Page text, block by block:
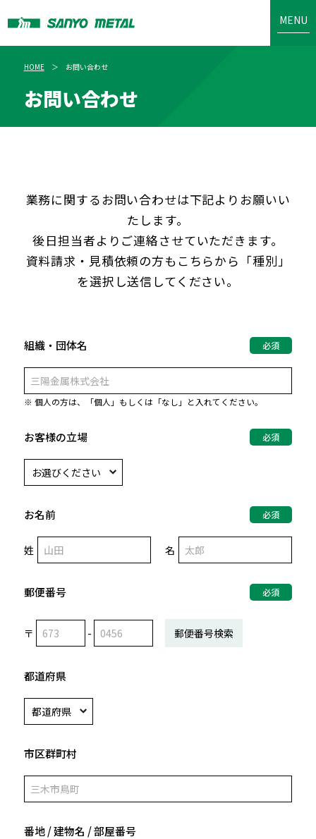
MENU
HOME お問い合わせ
お問い合わせ
業務に関するお問い合わせは下記よりお願いい
たします。
後日担当者よりご連絡させていただきます。
資料請求・見積依頼の方もこちらから「種別」
を選択し送信してください。
組織・団体名 必須
※ 個人の方は、「個人」もしくは「なし」と入れてください。
お客様の立場 必須
お名前 必須
姓 名
郵便番号 必須
〒 - 郵便番号検索
都道府県
市区群町村
番地 / 建物名 / 部屋番号